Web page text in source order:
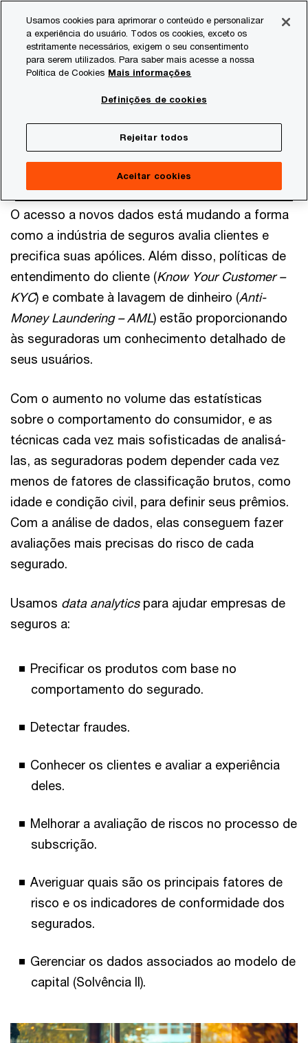
content
footer
Consultoria
Seguros
O acesso a novos dados está mudando a forma
como a indústria de seguros avalia clientes e
precifica suas apólices. Além disso, políticas de
entendimento do cliente (Know Your Customer –
KYC) e combate à lavagem de dinheiro (Anti-
Money Laundering – AML) estão proporcionando
às seguradoras um conhecimento detalhado de
seus usuários.
Com o aumento no volume das estatísticas
sobre o comportamento do consumidor, e as
técnicas cada vez mais sofisticadas de analisá-
las, as seguradoras podem depender cada vez
menos de fatores de classificação brutos, como
idade e condição civil, para definir seus prêmios.
Com a análise de dados, elas conseguem fazer
avaliações mais precisas do risco de cada
segurado.
Usamos data analyticspara ajudar empresas de
seguros a:
Precificar os produtos com base no
comportamento do segurado.
Detectar fraudes.
Conhecer os clientes e avaliar a experiência
deles.
Melhorar a avaliação de riscos no processo de
subscrição.
Averiguar quais são os principais fatores de
risco e os indicadores de conformidade dos
segurados.
Gerenciar os dados associados ao modelo de
capital (Solvência II).
Usamos cookies para aprimorar o conteúdo e personalizar
a experiência do usuário. Todos os cookies, exceto os
estritamente necessários, exigem o seu consentimento
para serem utilizados. Para saber mais acesse a nossa
Política de Cookies Mais informações
Definições de cookies
Rejeitar todos
Aceitar cookies